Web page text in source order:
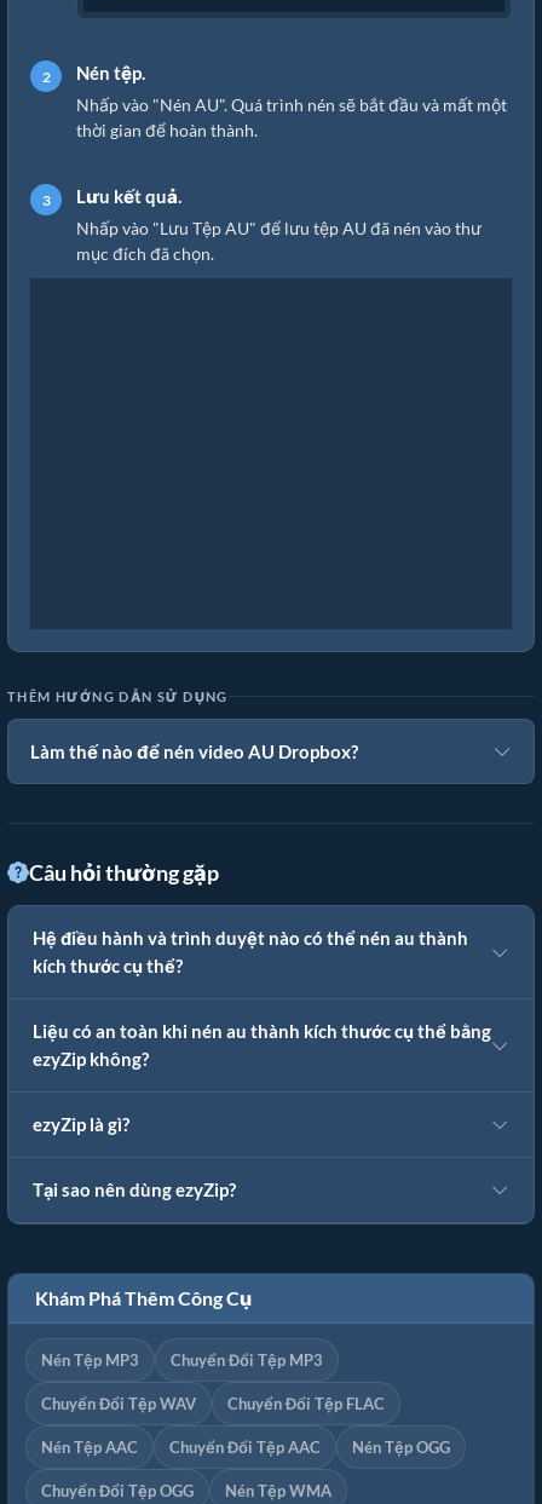
Nén tệp.
Nhấp vào "Nén AU". Quá trình nén sẽ bắt đầu và mất một
thời gian để hoàn thành.
Lưu kết quả.
Nhấp vào "Lưu Tệp AU" để lưu tệp AU đã nén vào thư
mục đích đã chọn.
THÊM HƯỚNG DẪN SỬ DỤNG
Làm thế nào để nén video AU Dropbox?
Câu hỏi thường gặp
Hệ điều hành và trình duyệt nào có thể nén au thành
kích thước cụ thể?
Liệu có an toàn khi nén au thành kích thước cụ thể bằng
ezyZip không?
ezyZip là gì?
Tại sao nên dùng ezyZip?
Khám Phá Thêm Công Cụ
Nén Tệp MP3 Chuyển Đổi Tệp MP3
Chuyển Đổi Tệp WAV Chuyển Đổi Tệp FLAC
Nén Tệp AAC Chuyển Đổi Tệp AAC Nén Tệp OGG
Chuyển Đổi Tệp OGG Nén Tệp WMA